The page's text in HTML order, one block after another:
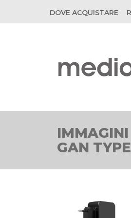
DOVE ACQUISTARE
GAN